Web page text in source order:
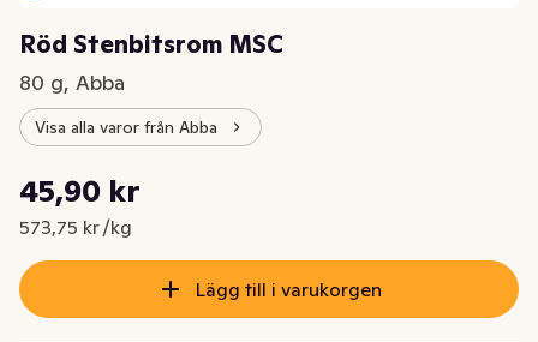
Röd Stenbitsrom MSC
80 g, Abba
Visa alla varor från Abba
Nuvarande pris är: 45,90 kr
45,90 kr
573,75 kr /kg
Styckpris: 573,75 kr /kg
Lägg till i varukorgen